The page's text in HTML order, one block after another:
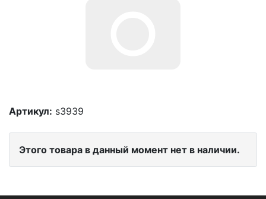
Артикул: s3939
Этого товара в данный момент нет в наличии.